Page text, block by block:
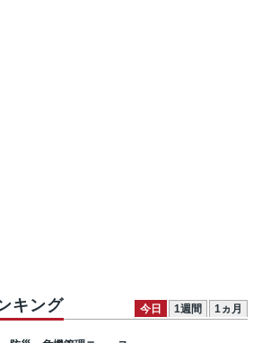
キング 今日 1週間 1ヵ月